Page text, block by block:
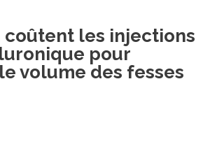
coûtent les injections
pour
volume des fesses